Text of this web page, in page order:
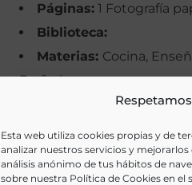
Esta web utiliza cookies propias y de
analizar nuestros servicios y
análisis anónimo de tus hábitos de
sobre nuestra Política de Cookies en el
Páginas: 1 Fotografía
Biblioteca:
Materias: Cocina,
Profesiones
Palabras clave:Escuela
Gerona, Hostelería,
Idioma: